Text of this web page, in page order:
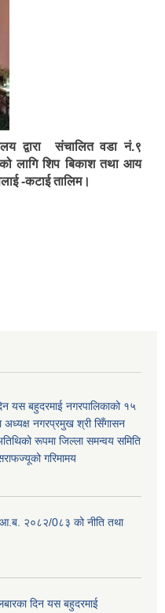
द्वारा संचालित वडा नं.९
लागि शिप बिकाश तथा आय
-कटाई तालिम।
यस बहुदरमाई नगरपालिकाको १५
नगरप्रमुख श्री सिँगासन
रूपमा जिल्ला समन्वय समिति
गरिमामय
आ.ब. २०८२/0८३ को नीति तथा
दिन यस बहुदरमाई